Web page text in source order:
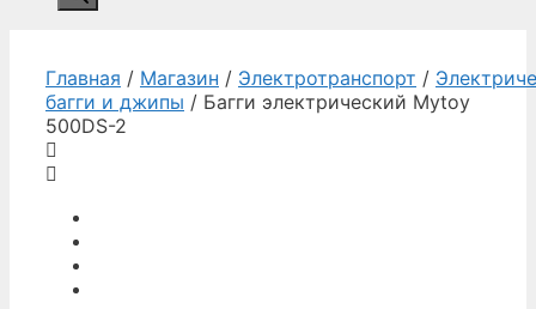
Главная / Магазин / Электротранспорт /
багги и джипы / Багги электрический Mytoy
500DS-2